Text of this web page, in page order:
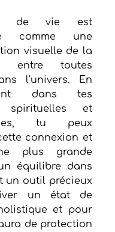
de vie est
comme une
visuelle de la
entre toutes
l'univers. En
dans tes
spirituelles et
tu peux
connexion et
plus grande
équilibre dans
un outil précieux
un état de
et pour
de protection